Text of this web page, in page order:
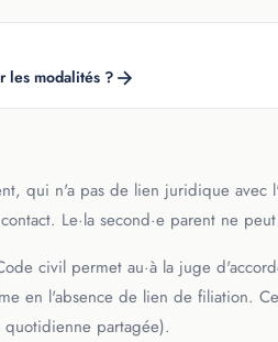
les modalités ?
qui n'a pas de lien juridique
Le·la second·e parent ne
civil permet au·à la juge
en l'absence de lien de filiation.
partagée).